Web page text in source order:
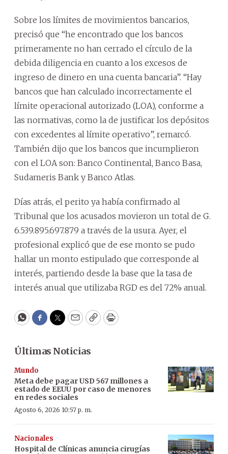
Sobre los límites de movimientos bancarios,
precisó que “he encontrado que los bancos
primeramente no han cerrado el círculo de la
debida diligencia en cuanto a los excesos de
ingreso de dinero en una cuenta bancaria”. “Hay
bancos que han calculado incorrectamente el
límite operacional autorizado (LOA), conforme a
las normativas, como la de justificar los depósitos
con excedentes al límite operativo”, remarcó.
También dijo que los bancos que incumplieron
con el LOA son: Banco Continental, Banco Basa,
Sudameris Bank y Banco Atlas.
Días atrás, el perito ya había confirmado al
Tribunal que los acusados movieron un total de G.
6.539.895.697.879 a través de la usura. Ayer, el
profesional explicó que de ese monto se pudo
hallar un monto estipulado que corresponde al
interés, partiendo desde la base que la tasa de
interés anual que utilizaba RGD es del 72% anual.
WhatsApp
Facebook
Twitter
EmailCopyPrint
Últimas Noticias
Mundo
Meta debe pagar USD 567 millones a
estado de EEUU por caso de menores
en redes sociales
Agosto 6, 2026 10:57 p. m.
Nacionales
Hospital de Clínicas anuncia cirugías